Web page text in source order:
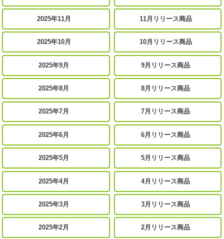
2025年11月 11月リリース商品
2025年10月 10月リリース商品
2025年9月 9月リリース商品
2025年8月 8月リリース商品
2025年7月 7月リリース商品
2025年6月 6月リリース商品
2025年5月 5月リリース商品
2025年4月 4月リリース商品
2025年3月 3月リリース商品
2025年2月 2月リリース商品